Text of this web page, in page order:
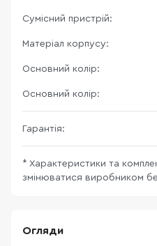
Сумісний пристрій:
Матеріал корпусу:
Основний колір:
Основний колір:
Гарантія:
* Характеристики та
змінюватися виробником
Огляди